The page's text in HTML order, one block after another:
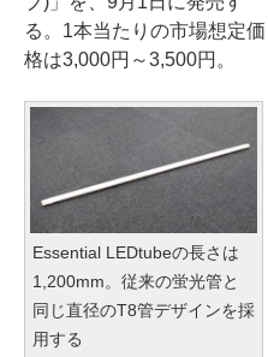
る。1本当たりの市場想定価
格は3,000円～3,500円。
Essential LEDtubeの長さは
1,200mm。従来の蛍光管と
同じ直径のT8管デザインを採
用する